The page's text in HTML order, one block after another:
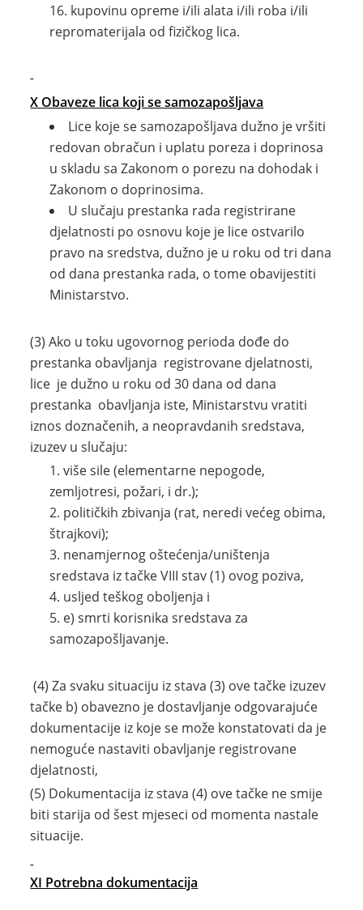
kupovinu opreme i/ili alata i/ili roba i/ili
repromaterijala od fizičkog lica.
X Obaveze lica koji se samozapošljava
Lice koje se samozapošljava dužno je vršiti
redovan obračun i uplatu poreza i doprinosa
u skladu sa Zakonom o porezu na dohodak i
Zakonom o doprinosima.
U slučaju prestanka rada registrirane
djelatnosti po osnovu koje je lice ostvarilo
pravo na sredstva, dužno je u roku od tri dana
od dana prestanka rada, o tome obavijestiti
Ministarstvo.
(3) Ako u toku ugovornog perioda dođe do
prestanka obavljanja registrovane djelatnosti,
lice je dužno u roku od 30 dana od dana
prestanka obavljanja iste, Ministarstvu vratiti
iznos doznačenih, a neopravdanih sredstava,
izuzev u slučaju:
više sile (elementarne nepogode,
zemljotresi, požari, i dr.);
političkih zbivanja (rat, neredi većeg obima,
štrajkovi);
nenamjernog oštećenja/uništenja
sredstava iz tačke VIII stav (1) ovog poziva,
usljed teškog oboljenja i
e) smrti korisnika sredstava za
samozapošljavanje.
(4) Za svaku situaciju iz stava (3) ove tačke izuzev
tačke b) obavezno je dostavljanje odgovarajuće
dokumentacije iz koje se može konstatovati da je
nemoguće nastaviti obavljanje registrovane
djelatnosti,
(5) Dokumentacija iz stava (4) ove tačke ne smije
biti starija od šest mjeseci od momenta nastale
situacije.
XI Potrebna dokumentacija